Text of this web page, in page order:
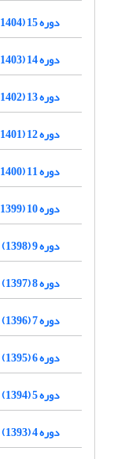
دوره 15 (1404)
دوره 14 (1403)
دوره 13 (1402)
دوره 12 (1401)
دوره 11 (1400)
دوره 10 (1399)
دوره 9 (1398)
دوره 8 (1397)
دوره 7 (1396)
دوره 6 (1395)
دوره 5 (1394)
دوره 4 (1393)